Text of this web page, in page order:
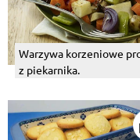
Warzywa korzeniowe
z piekarnika.